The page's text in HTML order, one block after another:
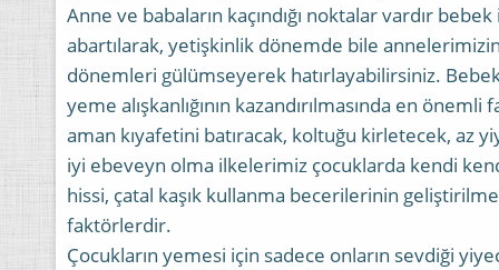
Anne ve babaların kaçındığı noktalar vardır
abartılarak, yetişkinlik dönemde bile
dönemleri gülümseyerek hatırlayabilirsiniz.
yeme alışkanlığının kazandırılmasında en önemli
aman kıyafetini batıracak, koltuğu kirletecek, az
iyi ebeveyn olma ilkelerimiz çocuklarda kendi
hissi, çatal kaşık kullanma becerilerinin
faktörlerdir.
Çocukların yemesi için sadece onların sevdiği